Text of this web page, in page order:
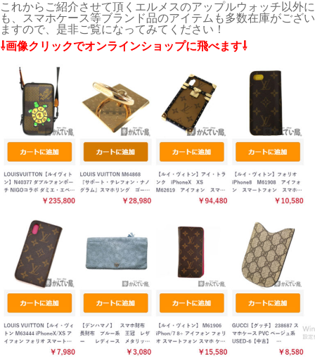
これからご紹介させて頂くエルメスのアップルウォッチ以外に
も、スマホケース等ブランド品のアイテムも多数在庫がござい
ますので、是非ご覧になってみてください！
⇩画像クリックでオンラインショップに飛べます⇩